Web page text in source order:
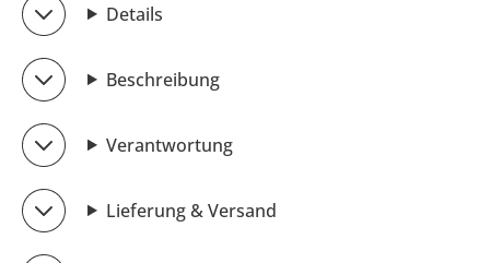
Details
Beschreibung
Verantwortung
Lieferung & Versand